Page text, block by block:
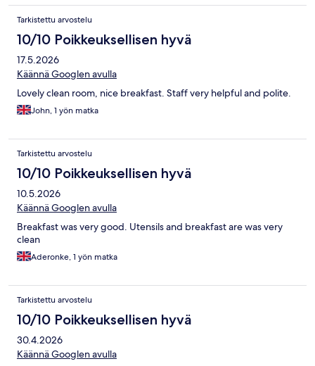
Tarkistettu arvostelu
10/10 Poikkeuksellisen hyvä
17.5.2026
Käännä Googlen avulla
Lovely clean room, nice breakfast. Staff very helpful and polite.
John, 1 yön matka
Tarkistettu arvostelu
10/10 Poikkeuksellisen hyvä
10.5.2026
Käännä Googlen avulla
Breakfast was very good. Utensils and breakfast are was very
clean
Aderonke, 1 yön matka
Tarkistettu arvostelu
10/10 Poikkeuksellisen hyvä
30.4.2026
Käännä Googlen avulla